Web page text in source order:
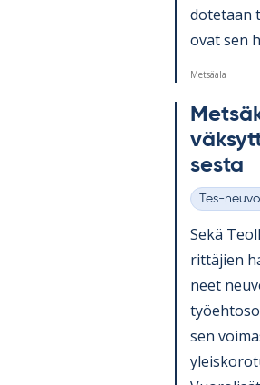
do­te­taan
ovat sen
Metsäala
sesta
Kategoriat
Tes-
Sekä
rit­tä­jien
neet
sen